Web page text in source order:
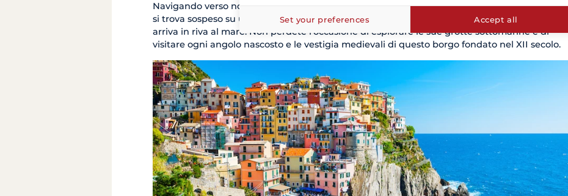
Navigando verso nord si trova
, il secondo borgo più piccolo delle Cinque Terre che
si trova sospeso su una grande roccia. La sua vista è particolarmente suggestiva quando si
arriva in riva al mare. Non perdete l'occasione di esplorare le sue grotte sottomarine e di
visitare ogni angolo nascosto e le vestigia medievali di questo borgo fondato nel XII secolo.
Set your preferences Accept all